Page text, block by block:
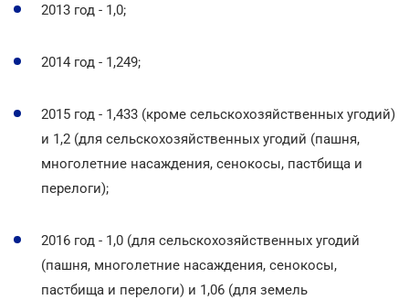
2013 год - 1,0;
2014 год - 1,249;
2015 год - 1,433 (кроме сельскохозяйственных угодий)
и 1,2 (для сельскохозяйственных угодий (пашня,
многолетние насаждения, сенокосы, пастбища и
перелоги);
2016 год - 1,0 (для сельскохозяйственных угодий
(пашня, многолетние насаждения, сенокосы,
пастбища и перелоги) и 1,06 (для земель